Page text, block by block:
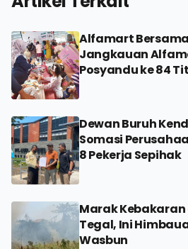
Alfamart
Jangkauan
Posyandu ke 84
Dewan Buruh
Somasi
8 Pekerja Sepihak
Marak
Tegal, Ini
Wasbun